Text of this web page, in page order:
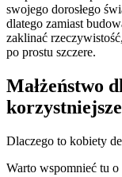
swojego dorosłego
dlatego zamiast
zaklinać
po prostu szczere.
Małżeństwo
korzystniejsze
Dlaczego to kobiety
Warto wspomnieć tu